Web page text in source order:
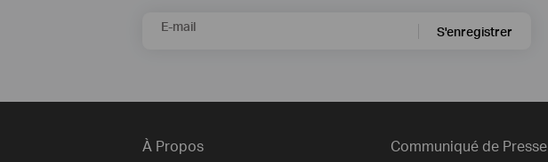
E-mail S'enregistrer
À Propos Communiqué de Presse